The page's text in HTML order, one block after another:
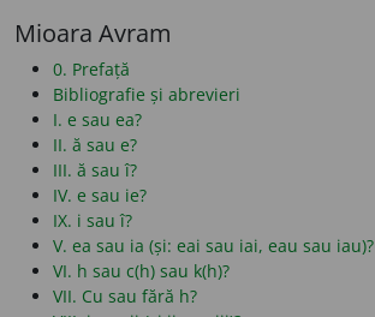
Mioara Avram
0. Prefață
Bibliografie și abrevieri
I. e sau ea?
II. ă sau e?
III. ă sau î?
IV. e sau ie?
IX. i sau î?
V. ea sau ia (și: eai sau iai, eau sau iau)?
VI. h sau c(h) sau k(h)?
VII. Cu sau fără h?